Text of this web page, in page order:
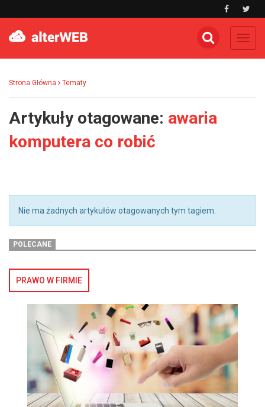
Strona Główna Tematy
Artykuły otagowane: awaria
komputera co robić
Nie ma żadnych artykułów otagowanych tym tagiem.
POLECANE
PRAWO W FIRMIE